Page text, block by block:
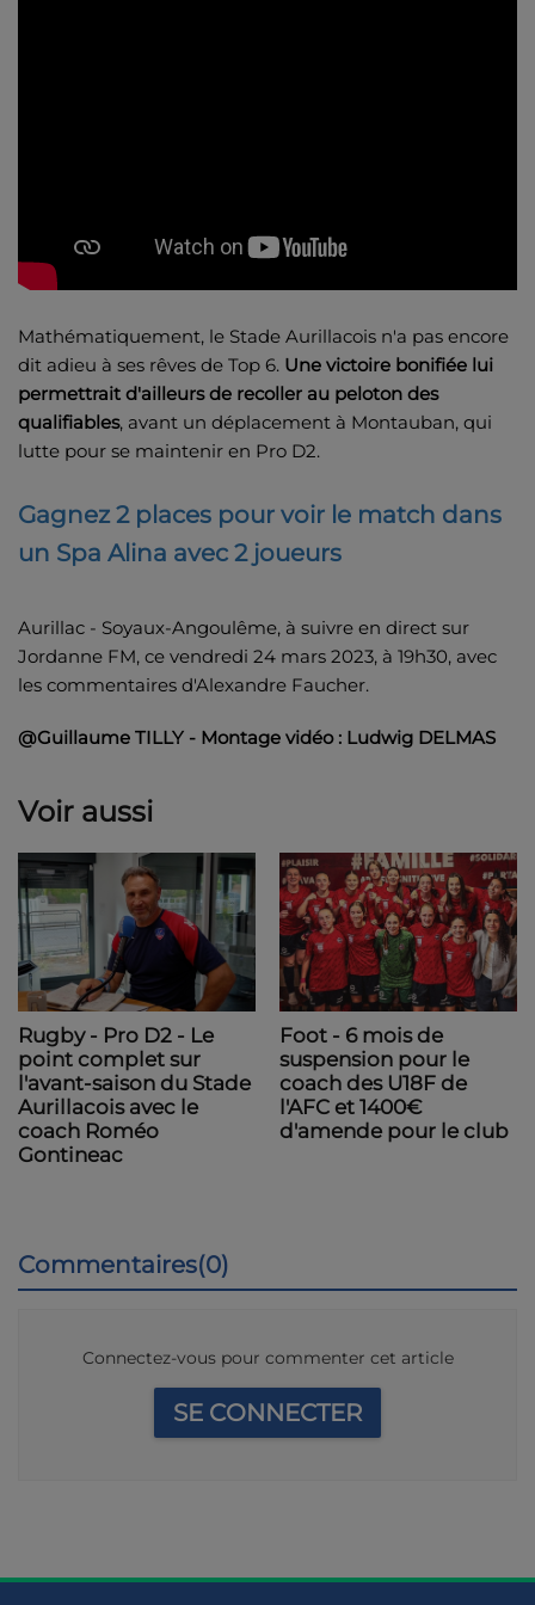
Mathématiquement, le Stade Aurillacois n'a pas encore
dit adieu à ses rêves de Top 6. Une victoire bonifiée lui
permettrait d'ailleurs de recoller au peloton des
qualifiables, avant un déplacement à Montauban, qui
lutte pour se maintenir en Pro D2.
Gagnez 2 places pour voir le match dans
un Spa Alina avec 2 joueurs
Aurillac - Soyaux-Angoulême, à suivre en direct sur
Jordanne FM, ce vendredi 24 mars 2023, à 19h30, avec
les commentaires d'Alexandre Faucher.
@Guillaume TILLY - Montage vidéo : Ludwig DELMAS
Voir aussi
Rugby - Pro D2 - Le
point complet sur
l'avant-saison du Stade
Aurillacois avec le
coach Roméo
Gontineac
Foot - 6 mois de
suspension pour le
coach des U18F de
l'AFC et 1400€
d'amende pour le club
Commentaires(0)
Connectez-vous pour commenter cet article
SE CONNECTER